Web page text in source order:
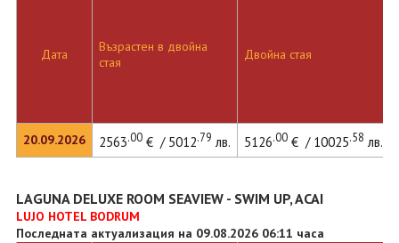
Дата
20.09.2026
Възрастен в двойна
стая
Двойна стая
2563.00€ / 5012.79 лв. 5126.00€ / 10025.58 лв.
LAGUNA DELUXE ROOM SEAVIEW - SWIM UP, ACAI
LUJO HOTEL BODRUM
Последната актуализация на 09.08.2026 06:11 часа